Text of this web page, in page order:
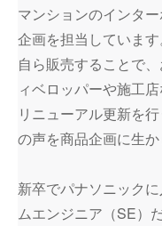
マンションのインタ
企画を担当していま
自ら販売することで
ィベロッパーや施工
リニューアル更新を
の声を商品企画に生か
新卒でパナソニック
ムエンジニア（SE）